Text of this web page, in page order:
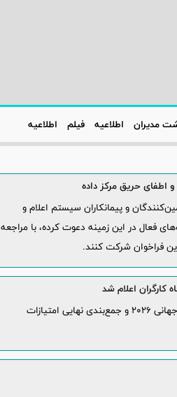
مدیران اطلاعیه‌ فیلم اطلاعیه‌
اطفای حریق مرکز داده
و پیمانکاران سیستم اعلام و
فعال در این زمینه دعوت کرده، با مراجعه
کارگران اعلام شد
با پایان طرح "فرالیگ" بانک رفاه کارگران، ویژه مسابقات جام جهانی 2026 و جمع‌بندی نهایی امتیازات